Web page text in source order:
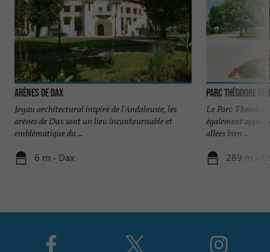
Arènes de Dax
Joyau architectural inspiré de l'Andalousie, les
arènes de Dax sont un lieu incontournable et
emblématique du ...
6 m - Dax
Parc Théodore
Le Parc
également appelé
allées bien ...
289 m -